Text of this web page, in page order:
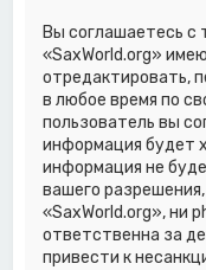
Вы соглашаетесь
«SaxWorld.org»
отредактировать,
в любое время по
пользователь вы
информация будет
информация не
вашего
«SaxWorld.org», ни
ответственна за
привести к